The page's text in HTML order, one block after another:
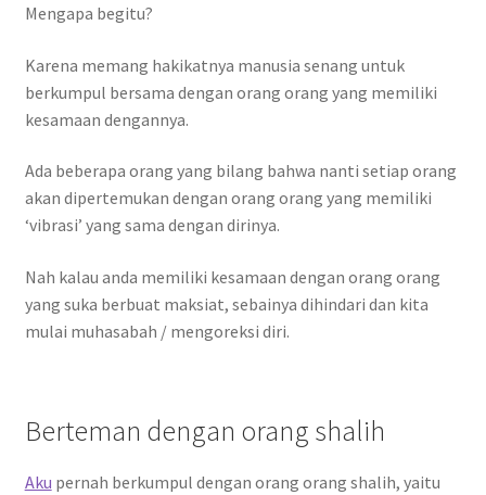
Mengapa begitu?
Karena memang hakikatnya manusia senang untuk
berkumpul bersama dengan orang orang yang memiliki
kesamaan dengannya.
Ada beberapa orang yang bilang bahwa nanti setiap orang
akan dipertemukan dengan orang orang yang memiliki
‘vibrasi’ yang sama dengan dirinya.
Nah kalau anda memiliki kesamaan dengan orang orang
yang suka berbuat maksiat, sebainya dihindari dan kita
mulai muhasabah / mengoreksi diri.
Berteman dengan orang shalih
Aku pernah berkumpul dengan orang orang shalih, yaitu